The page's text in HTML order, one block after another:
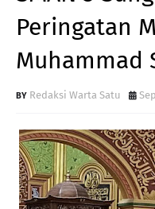
Peringatan
Muhammad
Redaksi Warta Satu